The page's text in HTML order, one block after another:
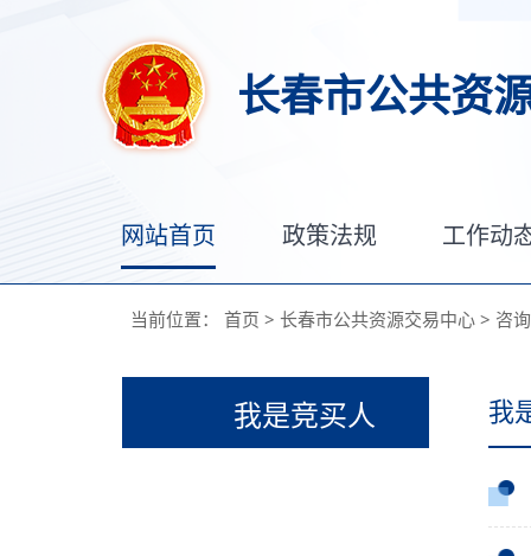
长春市公共资
网站首页 政策法规 工作动
当前位置： 首页 > 长春市公共资源交易中心 > 咨
我是竞买人 我